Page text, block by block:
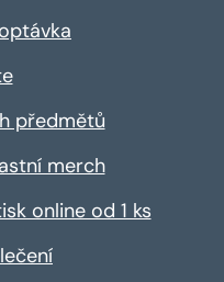
předmětů
merch
online od 1 ks